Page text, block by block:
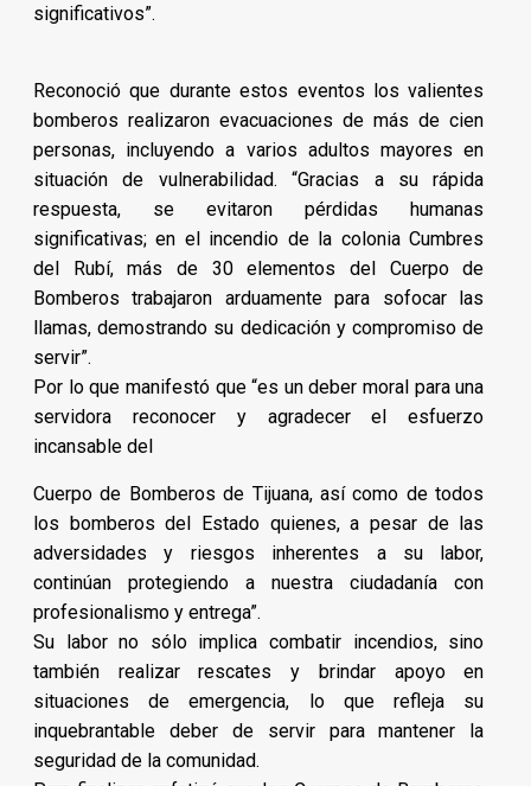
significativos”.
Reconoció que durante estos eventos los valientes
bomberos realizaron evacuaciones de más de cien
personas, incluyendo a varios adultos mayores en
situación de vulnerabilidad. “Gracias a su rápida
respuesta, se evitaron pérdidas humanas
significativas; en el incendio de la colonia Cumbres
del Rubí, más de 30 elementos del Cuerpo de
Bomberos trabajaron arduamente para sofocar las
llamas, demostrando su dedicación y compromiso de
servir”.
Por lo que manifestó que “es un deber moral para una
servidora reconocer y agradecer el esfuerzo
incansable del
Cuerpo de Bomberos de Tijuana, así como de todos
los bomberos del Estado quienes, a pesar de las
adversidades y riesgos inherentes a su labor,
continúan protegiendo a nuestra ciudadanía con
profesionalismo y entrega”.
Su labor no sólo implica combatir incendios, sino
también realizar rescates y brindar apoyo en
situaciones de emergencia, lo que refleja su
inquebrantable deber de servir para mantener la
seguridad de la comunidad.